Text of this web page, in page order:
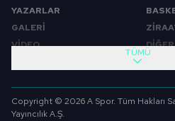
YAZARLAR
GALERİ
VİDEO
SABAH SPORU
SPOR GÜNDEMİ
TÜMÜ
Copyright © 2026 A Spor. Tüm Hakları
Yayıncılık A.Ş.